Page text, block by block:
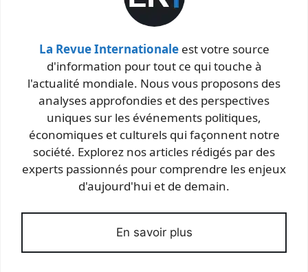
La Revue Internationaleest votre source
d'information pour tout ce qui touche à
l'actualité mondiale. Nous vous proposons des
analyses approfondies et des perspectives
uniques sur les événements politiques,
économiques et culturels qui façonnent notre
société. Explorez nos articles rédigés par des
experts passionnés pour comprendre les enjeux
d'aujourd'hui et de demain.
En savoir plus